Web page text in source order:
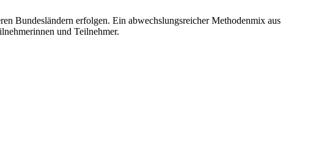
Bundesländern erfolgen. Ein abwechslungsreicher Methodenmix aus
und Teilnehmer.